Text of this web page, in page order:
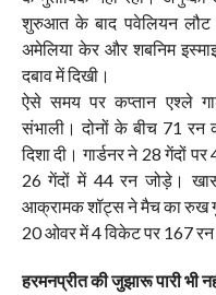
शुरुआत के बाद पवेलियन लौट
अमेलिया केर और शबनिम
दबाव में दिखी।
ऐसे समय पर कप्तान एश्ले
संभाली। दोनों के बीच 71 रन
दिशा दी। गार्डनर ने 28 गेंदों
26 गेंदों में 44 रन जोड़े।
आक्रामक शॉट्स ने मैच का रुख
20 ओवर में 4 विकेट पर 167 रन
हरमनप्रीत की जुझारू पारी भी